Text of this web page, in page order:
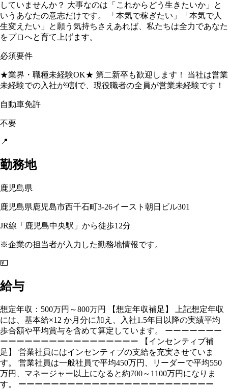
していませんか？ 大事なのは「これからどう生きたいか」と
いうあなたの意志だけです。 「本気で稼ぎたい」「本気で人
生変えたい」と願う気持ちさえあれば、私たちは全力であなた
をプロへと育て上げます。
必須要件
★業界・職種未経験OK★ 第二新卒も歓迎します！ 当社は営業
未経験での入社が9割で、現役職者の全員が営業未経験です！
自動車免許
不要
📍
勤務地
鹿児島県
鹿児島県鹿児島市西千石町3-26イースト朝日ビル301
JR線「鹿児島中央駅」から徒歩12分
※企業の担当者が入力した勤務地情報です。
💴
給与
想定年収：500万円～800万円 【想定年収補足】 上記想定年収
には、基本給×12 か月分に加え、入社1.5年目以降の実績平均
歩合額や平均賞与を含めて算定しています。 ーーーーーーー
ーーーーーーーーーーーーーーーーー 【インセンティブ補
足】 営業社員にはインセンティブの支給を充実させていま
す。 営業社員は一般社員で平均450万円、リーダーで平均550
万円、マネージャー以上になると約700～1100万円になりま
す。 ーーーーーーーーーーーーーーーーーーーーーーーー